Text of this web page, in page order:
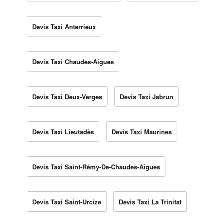
Devis Taxi Anterrieux
Devis Taxi Chaudes-Aigues
Devis Taxi Deux-Verges Devis Taxi Jabrun
Devis Taxi Lieutadès Devis Taxi Maurines
Devis Taxi Saint-Rémy-De-Chaudes-Aigues
Devis Taxi Saint-Urcize Devis Taxi La Trinitat